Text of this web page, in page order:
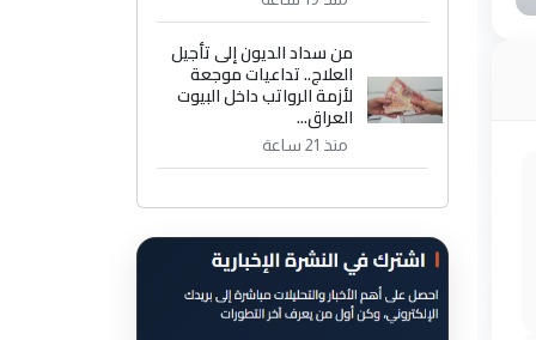
من سداد الديون إلى تأجيل
العلاج.. تداعيات موجعة
لأزمة الرواتب داخل البيوت
العراق...
منذ 21 ساعة